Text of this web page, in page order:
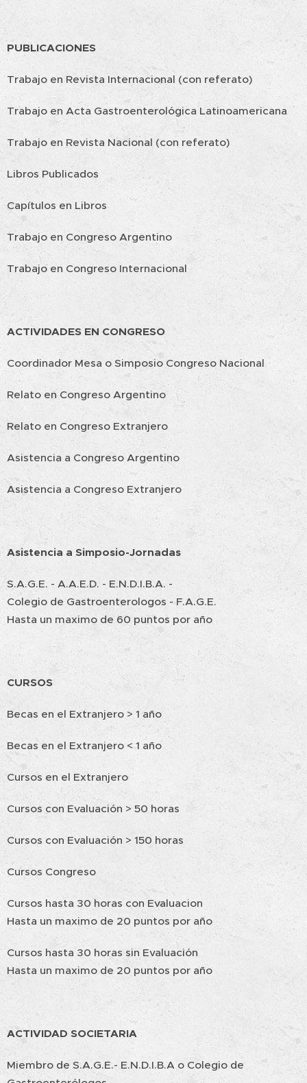
PUBLICACIONES
Trabajo en Revista Internacional (con referato)
Trabajo en Acta Gastroenterológica Latinoamericana
Trabajo en Revista Nacional (con referato)
Libros Publicados
Capítulos en Libros
Trabajo en Congreso Argentino
Trabajo en Congreso Internacional
ACTIVIDADES EN CONGRESO
Coordinador Mesa o Simposio Congreso Nacional
Relato en Congreso Argentino
Relato en Congreso Extranjero
Asistencia a Congreso Argentino
Asistencia a Congreso Extranjero
Asistencia a Simposio-Jornadas
S.A.G.E. - A.A.E.D. - E.N.D.I.B.A. -
Colegio de Gastroenterologos - F.A.G.E.
Hasta un maximo de 60 puntos por año
CURSOS
Becas en el Extranjero > 1 año
Becas en el Extranjero < 1 año
Cursos en el Extranjero
Cursos con Evaluación > 50 horas
Cursos con Evaluación > 150 horas
Cursos Congreso
Cursos hasta 30 horas con Evaluacion
Hasta un maximo de 20 puntos por año
Cursos hasta 30 horas sin Evaluación
Hasta un maximo de 20 puntos por año
ACTIVIDAD SOCIETARIA
Miembro de S.A.G.E.- E.N.D.I.B.A o Colegio de